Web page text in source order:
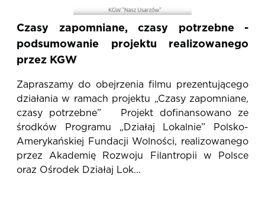
Czasy zapomniane, czasy potrzebne -
podsumowanie projektu realizowanego
przez KGW
Zapraszamy do obejrzenia filmu prezentującego
działania w ramach projektu „Czasy zapomniane,
czasy potrzebne” Projekt dofinansowano ze
środków Programu „Działaj Lokalnie” Polsko-
Amerykańskiej Fundacji Wolności, realizowanego
przez Akademię Rozwoju Filantropii w Polsce
oraz Ośrodek Działaj Lok...